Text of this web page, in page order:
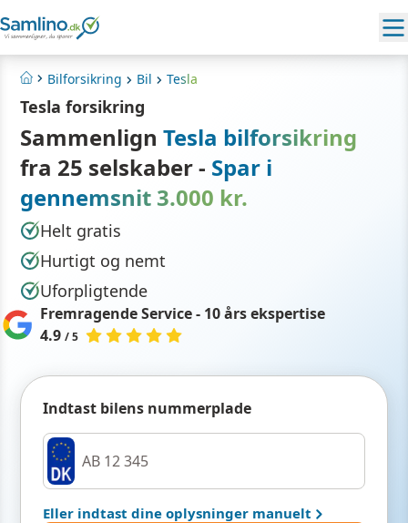
Bilforsikring Bil Tesla
Tesla forsikring
SammenlignTesla bilforsikring
fra 25 selskaber - Spar i
gennemsnit 3.000 kr.
Helt gratis
Hurtigt og nemt
Uforpligtende
Fremragende Service - 10 års ekspertise
4.9/ 5
Indtast bilens nummerplade
Eller indtast dine oplysninger manuelt